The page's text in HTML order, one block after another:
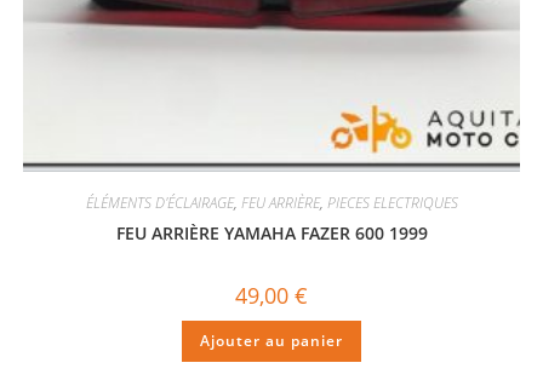
ÉLÉMENTS D'ÉCLAIRAGE, FEU ARRIÈRE, PIECES ELECTRIQUES
FEU ARRIÈRE YAMAHA FAZER 600 1999
49,00 €
Ajouter au panier